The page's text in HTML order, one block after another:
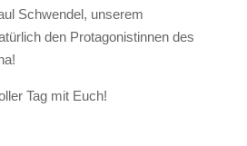
Schwendel, unserem
den Protagonistinnen des
Tag mit Euch!